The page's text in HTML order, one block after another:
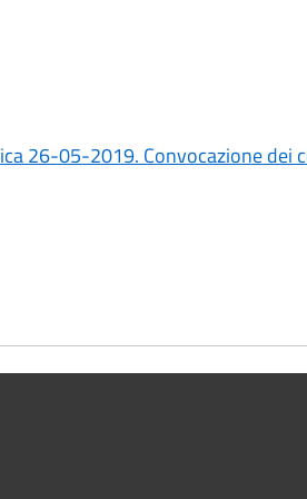
26-05-2019. Convocazione dei